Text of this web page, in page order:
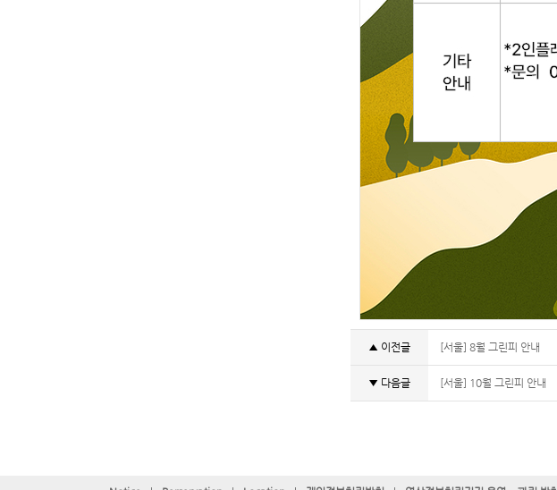
▲ 이전글 [서울] 8월 그린피 안내
▼ 다음글 [서울] 10월 그린피 안내